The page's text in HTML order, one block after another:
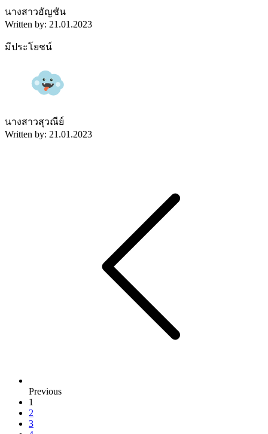
นางสาวอัญชัน
Written by: 21.01.2023
มีประโยชน์
นางสาวสุวณีย์
Written by: 21.01.2023
Previous
1
2
3